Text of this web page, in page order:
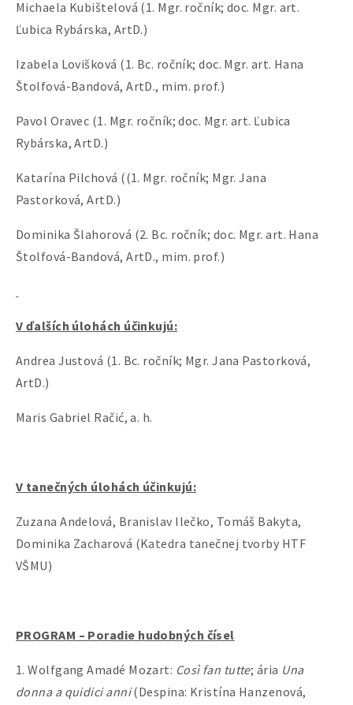
Michaela Kubištelová (1. Mgr. ročník; doc. Mgr. art.
Ľubica Rybárska, ArtD.)
Izabela Lovišková (1. Bc. ročník; doc. Mgr. art. Hana
Štolfová-Bandová, ArtD., mim. prof.)
Pavol Oravec (1. Mgr. ročník; doc. Mgr. art. Ľubica
Rybárska, ArtD.)
Katarína Pilchová ((1. Mgr. ročník; Mgr. Jana
Pastorková, ArtD.)
Dominika Šlahorová (2. Bc. ročník; doc. Mgr. art. Hana
Štolfová-Bandová, ArtD., mim. prof.)
V ďalších úlohách účinkujú:
Andrea Justová (1. Bc. ročník; Mgr. Jana Pastorková,
ArtD.)
Maris Gabriel Račić, a. h.
V tanečných úlohách účinkujú:
Zuzana Andelová, Branislav Ilečko, Tomáš Bakyta,
Dominika Zacharová (Katedra tanečnej tvorby HTF
VŠMU)
PROGRAM – Poradie hudobných čísel
1. Wolfgang Amadé Mozart: Così fan tutte; ária Una
donna a quidici anni(Despina: Kristína Hanzenová,